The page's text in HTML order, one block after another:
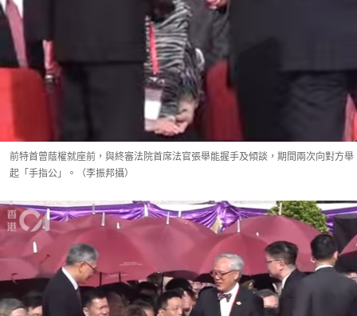
前特首曾蔭權就座前，與終審法院首席法官張舉能握手及傾談，期間兩次向對方舉
起「手指公」。（李振邦攝）